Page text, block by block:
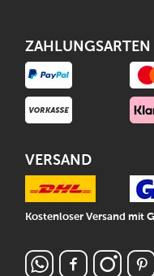
ZAHLUNGSARTEN
VERSAND
Kostenloser Versand mit